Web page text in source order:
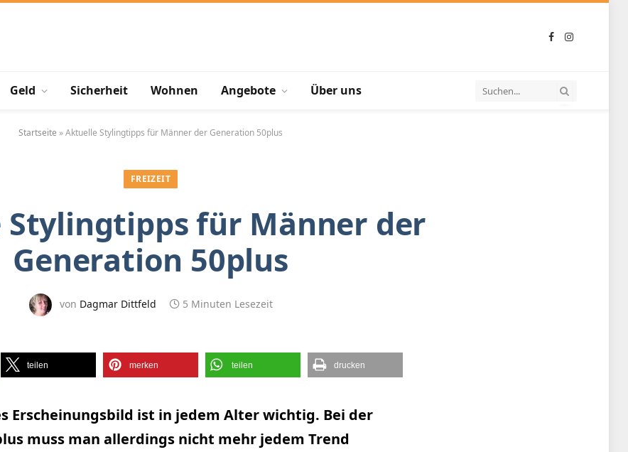
FacebookInstagram
Geld Sicherheit Wohnen Angebote Über uns
Startseite »Aktuelle Stylingtipps für Männer der Generation 50plus
FREIZEIT
für Männer der
Generation 50plus
von Dagmar Dittfeld 5 Minuten Lesezeit
teilen merken teilen drucken
Erscheinungsbild ist in jedem Alter wichtig. Bei der
muss man allerdings nicht mehr jedem Trend